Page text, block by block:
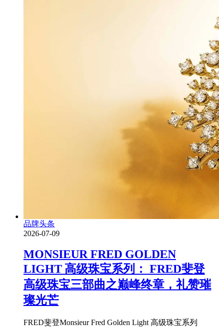
品牌头条
2026-07-09
MONSIEUR FRED GOLDEN
LIGHT 高级珠宝系列： FRED斐登
高级珠宝三部曲之巅峰终章，礼赞璀
璨光芒
FRED斐登Monsieur Fred Golden Light 高级珠宝系列